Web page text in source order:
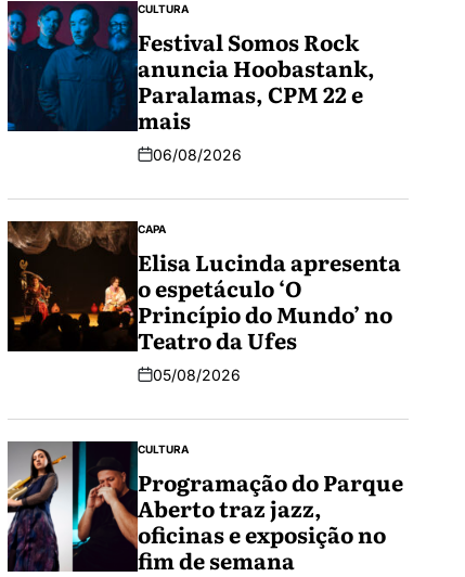
CULTURA
Festival Somos Rock
anuncia Hoobastank,
Paralamas, CPM 22 e
mais
06/08/2026
CAPA
Elisa Lucinda apresenta
o espetáculo ‘O
Princípio do Mundo’ no
Teatro da Ufes
05/08/2026
CULTURA
Programação do Parque
Aberto traz jazz,
oficinas e exposição no
fim de semana